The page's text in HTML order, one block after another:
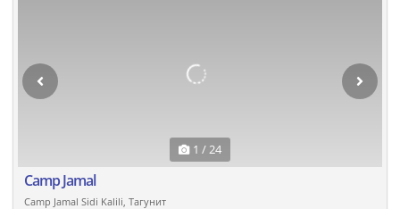
1 / 24
Camp Jamal
Camp Jamal Sidi Kalili, Тагунит